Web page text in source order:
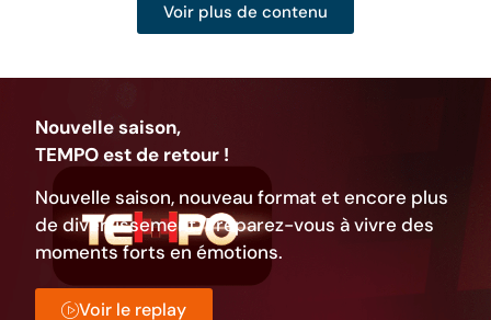
Voir plus de contenu
Nouvelle saison,
TEMPO est de retour !
Nouvelle saison, nouveau format et encore plus
de divertissement. Préparez-vous à vivre des
moments forts en émotions.
Voir le replay